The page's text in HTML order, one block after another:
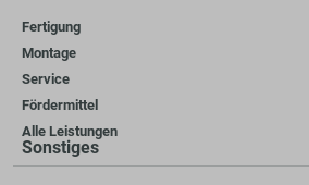
Fertigung
Montage
Service
Fördermittel
Alle Leistungen
Sonstiges